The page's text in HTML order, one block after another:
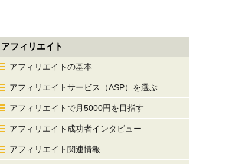
アフィリエイト
アフィリエイトの基本
アフィリエイトサービス（ASP）を選ぶ
アフィリエイトで月5000円を目指す
アフィリエイト成功者インタビュー
アフィリエイト関連情報